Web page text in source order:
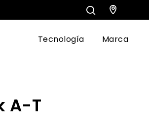
Tecnología Marca
A-T